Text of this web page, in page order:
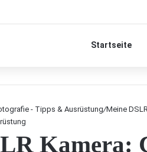
Startseite
- Tipps & Ausrüstung/Meine
Kamera: